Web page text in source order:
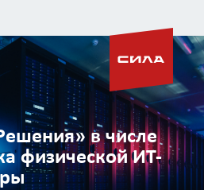
в числе
физической ИТ-